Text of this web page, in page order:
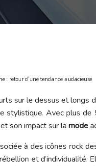
: retour d’une tendance audacieuse
sur le dessus et longs
stylistique. Avec plus
son impact sur la mode
à des icônes rock
et